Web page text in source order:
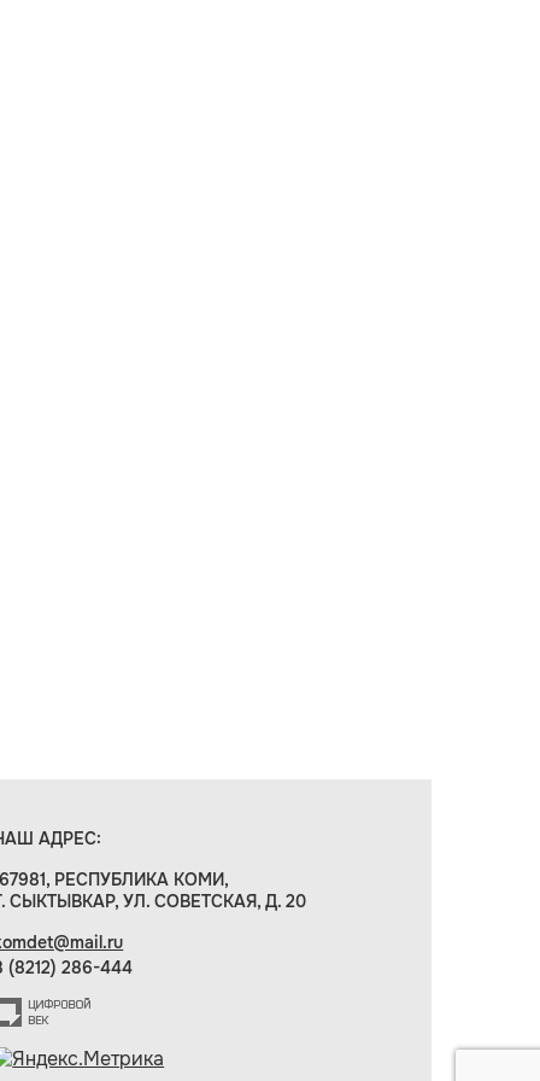
АДРЕС:
РЕСПУБЛИКА КОМИ,
СЫКТЫВКАР, УЛ. СОВЕТСКАЯ, Д. 20
(8212) 286-444